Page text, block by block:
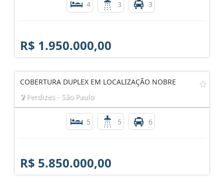
4 3 3
R$ 1.950.000,00
COBERTURA DUPLEX EM LOCALIZAÇÃO NOBRE
Perdizes - São Paulo
5 5 6
R$ 5.850.000,00